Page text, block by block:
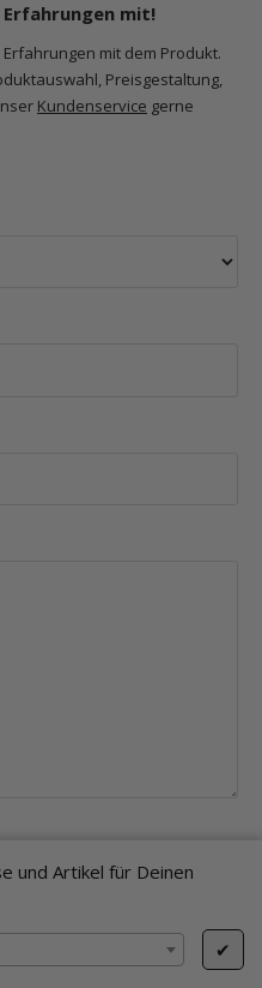
und Artikel für Deinen
✔
Erfahrungen mit!
mit dem Produkt.
Preisgestaltung,
Kundenservice gerne